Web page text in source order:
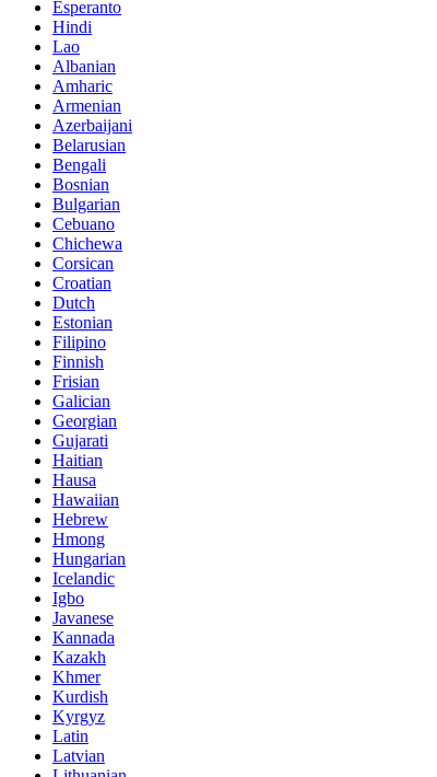
Esperanto
Hindi
Lao
Albanian
Amharic
Armenian
Azerbaijani
Belarusian
Bengali
Bosnian
Bulgarian
Cebuano
Chichewa
Corsican
Croatian
Dutch
Estonian
Filipino
Finnish
Frisian
Galician
Georgian
Gujarati
Haitian
Hausa
Hawaiian
Hebrew
Hmong
Hungarian
Icelandic
Igbo
Javanese
Kannada
Kazakh
Khmer
Kurdish
Kyrgyz
Latin
Latvian